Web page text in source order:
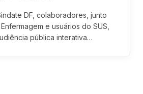
DF, colaboradores, junto
e usuários do SUS,
pública interativa…